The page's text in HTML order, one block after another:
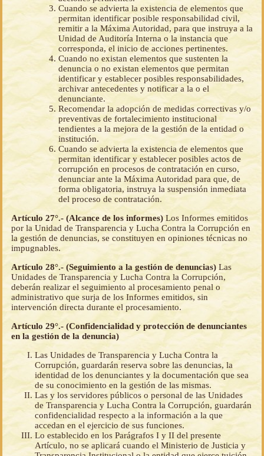
Cuando se advierta la existencia de elementos que
permitan identificar posible responsabilidad civil,
remitir a la Máxima Autoridad, para que instruya a la
Unidad de Auditoría Interna o la instancia que
corresponda, el inicio de acciones pertinentes.
Cuando no existan elementos que sustenten la
denuncia o no existan elementos que permitan
identificar y establecer posibles responsabilidades,
archivar antecedentes y notificar a la o el
denunciante.
Recomendar la adopción de medidas correctivas y/o
preventivas de fortalecimiento institucional
tendientes a la mejora de la gestión de la entidad o
institución.
Cuando se advierta la existencia de elementos que
permitan identificar y establecer posibles actos de
corrupción en procesos de contratación en curso,
denunciar ante la Máxima Autoridad para que, de
forma obligatoria, instruya la suspensión inmediata
del proceso de contratación.
Artículo 27°.- (Alcance de los informes) Los Informes emitidos
por la Unidad de Transparencia y Lucha Contra la Corrupción en
la gestión de denuncias, se constituyen en opiniones técnicas no
impugnables.
Artículo 28°.- (Seguimiento a la gestión de denuncias) Las
Unidades de Transparencia y Lucha Contra la Corrupción,
deberán realizar el seguimiento al procesamiento penal o
administrativo que surja de los Informes emitidos, sin
intervención directa durante el procesamiento.
Artículo 29°.- (Confidencialidad y protección de denunciantes
en la gestión de la denuncia)
Las Unidades de Transparencia y Lucha Contra la
Corrupción, guardarán reserva sobre las denuncias, la
identidad de los denunciantes y la documentación que sea
de su conocimiento en la gestión de las mismas.
Las y los servidores públicos o personal de las Unidades
de Transparencia y Lucha Contra la Corrupción, guardarán
confidencialidad respecto a la información a la que
accedan en el ejercicio de sus funciones.
Lo establecido en los Parágrafos I y II del presente
Artículo, no se aplicará cuando el Ministerio de Justicia y